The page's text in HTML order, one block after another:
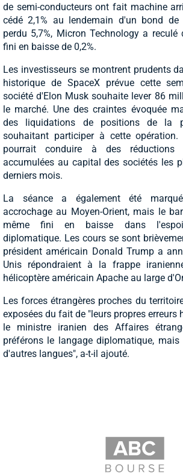
de semi-conducteurs ont fait machine
cédé 2,1% au lendemain d'un bond de
perdu 5,7%, Micron Technology a reculé
fini en baisse de 0,2%.
Les investisseurs se montrent prudents
historique de SpaceX prévue cette
société d'Elon Musk souhaite lever 86
le marché. Une des craintes évoquée
des liquidations de positions de la
souhaitant participer à cette
pourrait conduire à des réductions
accumulées au capital des sociétés les
derniers mois.
La séance a également été
accrochage au Moyen-Orient, mais le
même fini en baisse dans
diplomatique. Les cours se sont
président américain Donald Trump a
Unis répondraient à la frappe
hélicoptère américain Apache au large
Les forces étrangères proches du
exposées du fait de "leurs propres erreurs
le ministre iranien des Affaires
préférons le langage diplomatique,
d'autres langues", a-t-il ajouté.